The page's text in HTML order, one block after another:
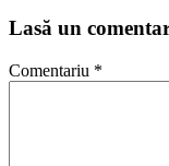
Lasă un
Comentariu *